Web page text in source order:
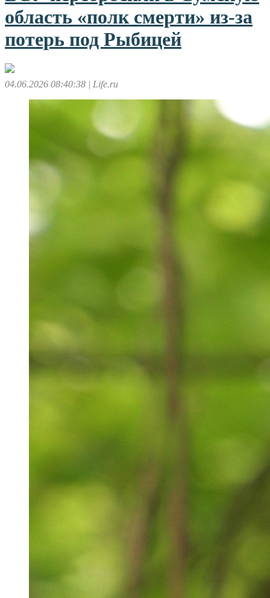
область «полк смерти» из-за
потерь под Рыбицей
04.06.2026 08:40:38 | Life.ru